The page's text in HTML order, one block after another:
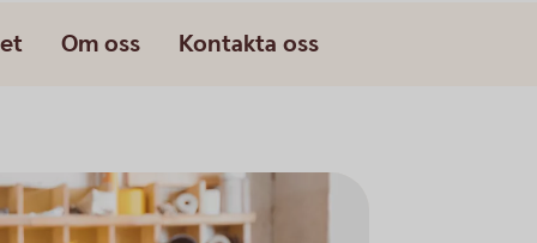
Om oss Kontakta oss